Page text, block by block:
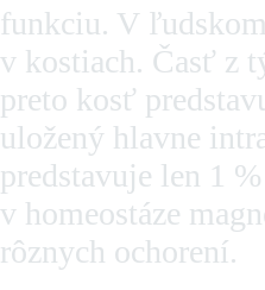
funkciu. V
v kostiach. Časť z
preto kosť
uložený hlavne
predstavuje len 1
v homeostáze
rôznych ochorení.